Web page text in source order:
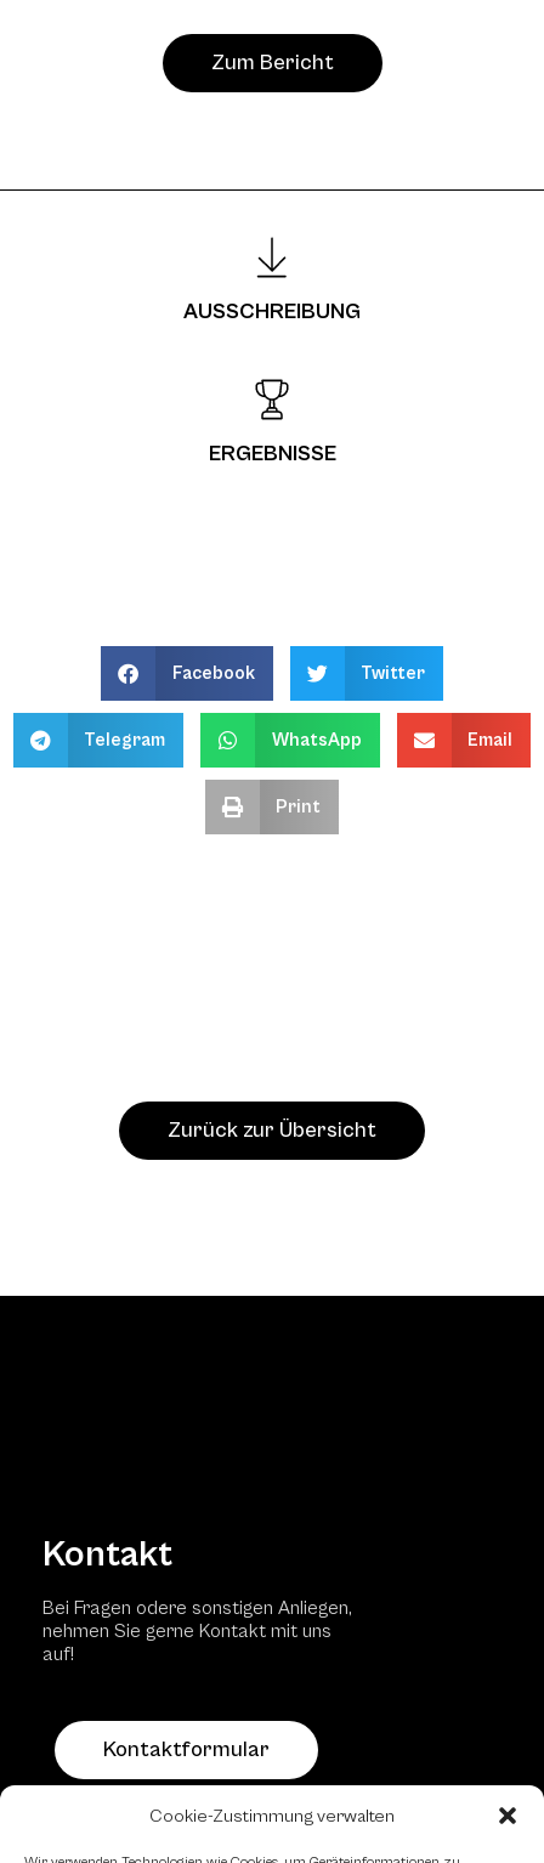
Cookie-Zustimmung verwalten
Zum Bericht
AUSSCHREIBUNG
ERGEBNISSE
Facebook Twitter
Telegram WhatsApp Email
Print
Zurück zur Übersicht
Kontakt
Bei Fragen odere sonstigen Anliegen,
nehmen Sie gerne Kontakt mit uns
auf!
Kontaktformular
Schachfreundliche Lokale